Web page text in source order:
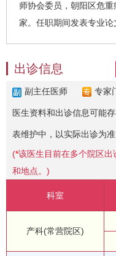
师协会委员，朝阳区危
家。任职期间发表专业论
出诊信息
副主任医师 专家
医生资料和出诊信息可能
表维护中，以实际出诊为准
(*该医生目前在多个院区
和地点。)
科室
产科(常营院区)